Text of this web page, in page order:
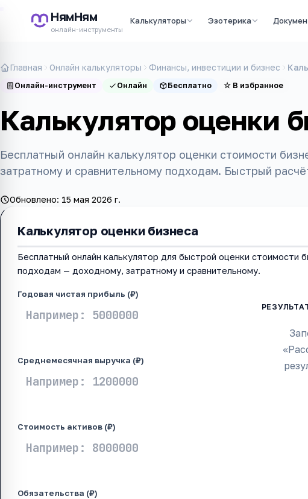
НямНям
онлайн-инструменты
Калькуляторы Эзотерика
Главная Онлайн калькуляторы Финансы, инвестиции и бизнес
Онлайн-инструмент Онлайн Бесплатно ☆ В избранное
Калькулятор оценки
Бесплатный онлайн калькулятор оценки стоимости
затратному и сравнительному подходам. Быстрый
Обновлено: 15 мая 2026 г.
Калькулятор оценки бизнеса
Бесплатный онлайн калькулятор для быстрой оценки стоимости
подходам — доходному, затратному и сравнительному.
Годовая чистая прибыль (₽)
Среднемесячная выручка (₽)
Стоимость активов (₽)
Обязательства (₽)